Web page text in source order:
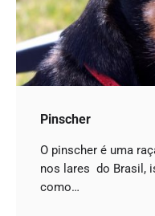
Pinscher
O pinscher é uma
nos lares do Brasil,
como…